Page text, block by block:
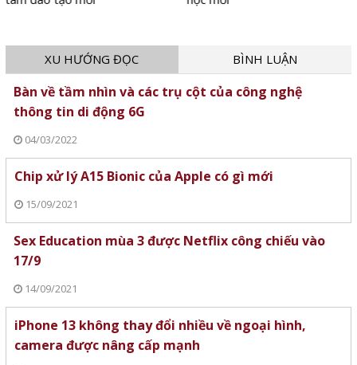
XU HƯỚNG ĐỌC BÌNH LUẬN
Bàn về tầm nhìn và các trụ cột của công nghệ
thông tin di động 6G
04/03/2022
Chip xử lý A15 Bionic của Apple có gì mới
15/09/2021
Sex Education mùa 3 được Netflix công chiếu vào
17/9
14/09/2021
iPhone 13 không thay đổi nhiều về ngoại hình,
camera được nâng cấp mạnh